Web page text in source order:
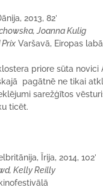
2013, 82’
Joanna Kulig
Varšavā, Eiropas
priore sūta
pagātnē ne tikai
sarežģītos
ticēt.
Īrija, 2014, 102’
Kelly Reilly